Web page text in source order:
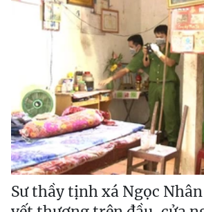
Sư thầy tịnh xá Ngọc